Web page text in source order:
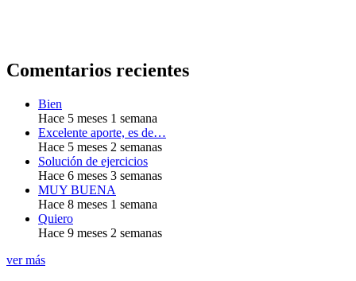
Comentarios recientes
Bien
Hace 5 meses 1 semana
Excelente aporte, es de…
Hace 5 meses 2 semanas
Solución de ejercicios
Hace 6 meses 3 semanas
MUY BUENA
Hace 8 meses 1 semana
Quiero
Hace 9 meses 2 semanas
ver más